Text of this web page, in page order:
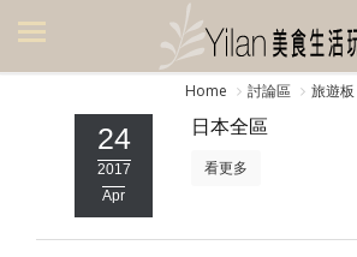
美食集
美飲集
旅遊集
Home 討論區 旅遊板
24
2017
Apr
日本全區
看更多